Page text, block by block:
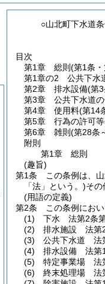
○山北町下水道条
目次
第1章
総則 (第1条
第1章の2
公共下水
第2章
排水設備(第
第3章
公共下水道
第4章
使用料(第14
第5章
行為の許可等
第6章
雑則 (第28条
附則
第1章
総則
(趣旨)
第1条
この条例は、
「法」という。)その
(用語の定義)
第2条
この条例にお
(1)
下水 法第2条第
(2)
排水施設 法第2
(3)
公共下水道 法
(4)
排水設備 法第
(5)
特定事業場 法
(6)
終末処理場 法